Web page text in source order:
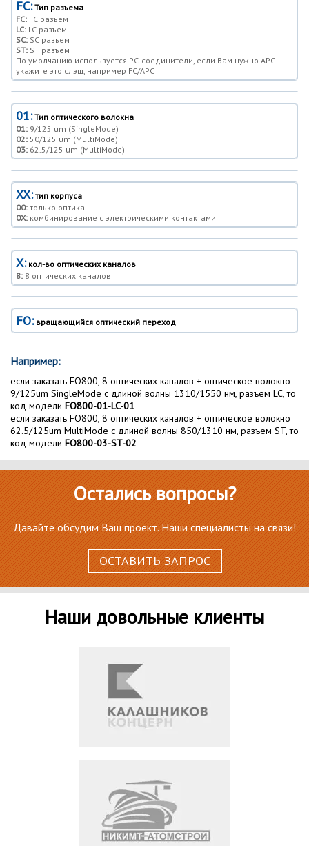
FC: Тип разъема
FC: FC разъем
LC: LC разъем
SC: SC разъем
ST: ST разъем
По умолчанию используется РС-соединители, если Вам нужно APC -
укажите это слэш, например FC/APC
01: Тип оптического волокна
01: 9/125 um (SingleMode)
02: 50/125 um (MultiMode)
03: 62.5/125 um (MultiMode)
XX:тип корпуса
00: только оптика
0X: комбинирование с электрическими контактами
X:кол-во оптических каналов
8: 8 оптических каналов
FO:вращающийся оптический переход
Например:
если заказать FO800, 8 оптических каналов + оптическое волокно
9/125um SingleMode с длиной волны 1310/1550 нм, разъем LC, то
код модели FO800-01-LC-01
если заказать FO800, 8 оптических каналов + оптическое волокно
62.5/125um MultiMode с длиной волны 850/1310 нм, разъем ST, то
код модели FO800-03-ST-02
Остались вопросы?
Давайте обсудим Ваш проект. Наши специалисты на связи!
ОСТАВИТЬ ЗАПРОС
Наши довольные клиенты